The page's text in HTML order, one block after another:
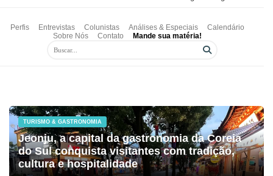
Perfis Entrevistas Colunistas Análises & Especiais
Calendário
Sobre Nós
Contato Mande sua matéria!
TURISMO & GASTRONOMIA
Jeonju, a capital da gastronomia da Coreia
do Sul conquista visitantes com tradição,
cultura e hospitalidade